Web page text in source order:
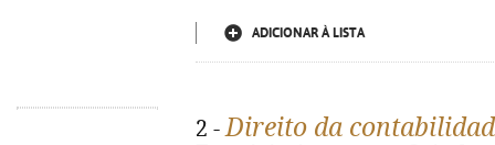
ADICIONAR À LISTA
2 -Direito da